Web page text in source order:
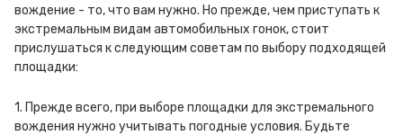
вождение - то, что вам нужно. Но прежде, чем приступать к
экстремальным видам автомобильных гонок, стоит
прислушаться к следующим советам по выбору подходящей
площадки:
1. Прежде всего, при выборе площадки для экстремального
вождения нужно учитывать погодные условия. Будьте